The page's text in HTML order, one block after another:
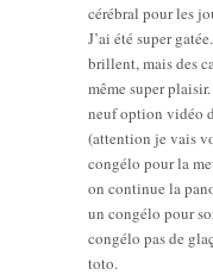
cérébral pour les
J’ai été super
brillent, mais des
même super
neuf option vidéo
(attention je vais
congélo pour la
on continue la
un congélo pour
congélo pas de
toto.